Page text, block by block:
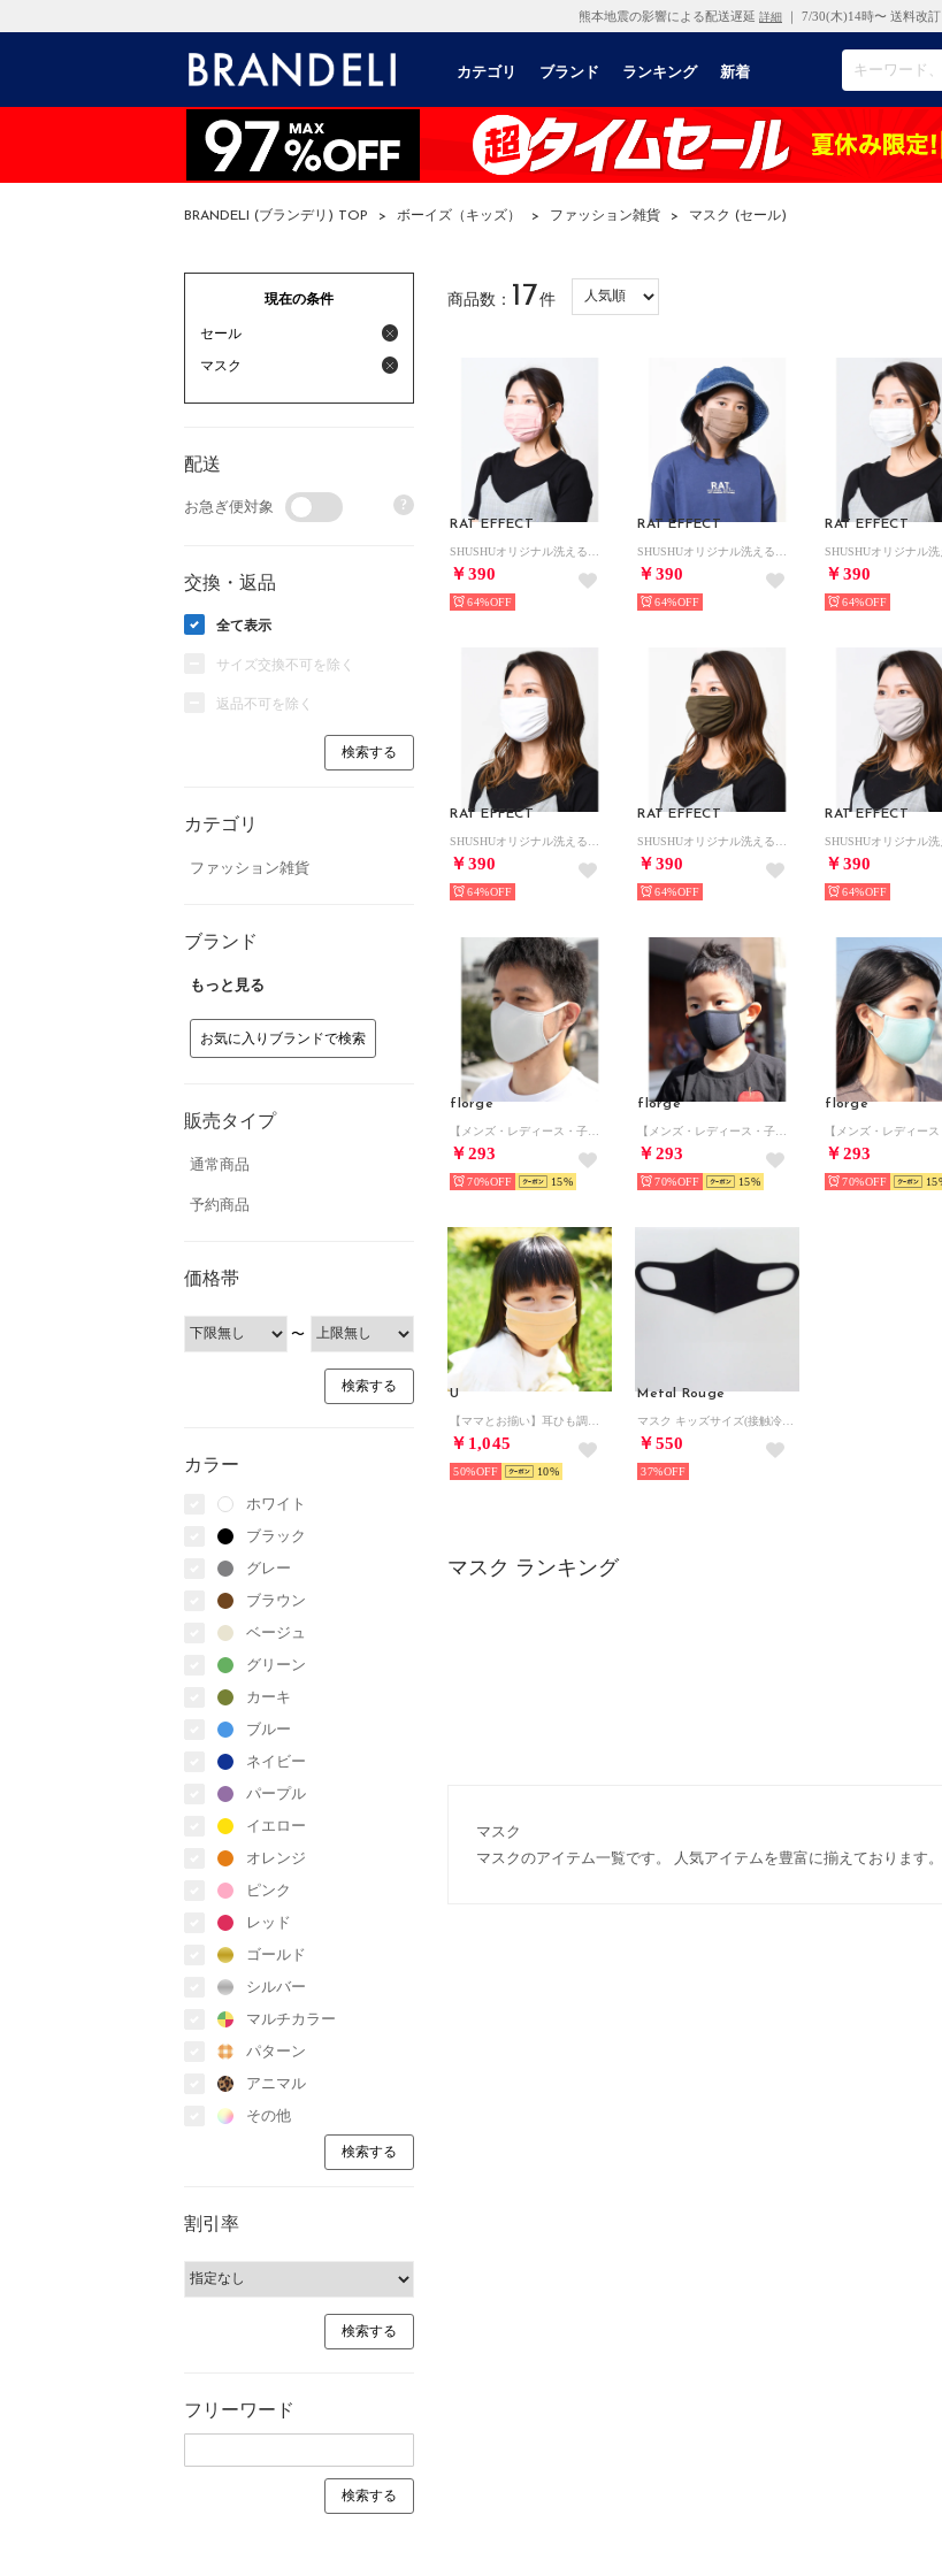
熊本地震の影響による配送遅延 詳細 ｜ 7/30(木)14時〜 送料改訂
カテゴリ ブランド ランキング 新着
BRANDELI (ブランデリ) TOP > ボーイズ（キッズ） > ファッション雑貨 > マスク (セール)
現在の条件
セール
マスク
配送
お急ぎ便対象 ?
交換・返品
全て表示
サイズ交換不可を除く
返品不可を除く
カテゴリ
ファッション雑貨
ブランド
もっと見る
お気に入りブランドで検索
販売タイプ
通常商品
予約商品
価格帯
〜
カラー
ホワイト
ブラック
グレー
ブラウン
ベージュ
グリーン
カーキ
ブルー
ネイビー
パープル
イエロー
オレンジ
ピンク
レッド
ゴールド
シルバー
マルチカラー
パターン
アニマル
その他
割引率
フリーワード
商品数： 17件
RAT EFFECT
￥390
64%
RAT EFFECT
￥390
64%
RAT EFFECT
￥390
64%
RAT EFFECT
￥390
64%
RAT EFFECT
￥390
64%
RAT EFFECT
￥390
64%
florge
￥293
70% 15
florge
￥293
70% 15
florge
￥293
70% 15
U
￥1,045
50% 10
Metal Rouge
￥550
37%
マスク ランキング
マスク
マスクのアイテム一覧です。 人気アイテムを豊富に揃えております。